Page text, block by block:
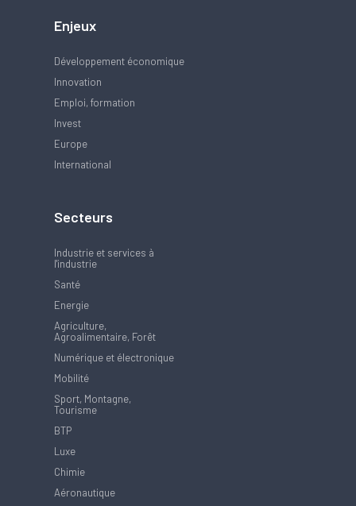
Enjeux
Développement économique
Innovation
Emploi, formation
Invest
Europe
International
Secteurs
Industrie et services à
l'industrie
Santé
Energie
Agriculture,
Agroalimentaire, Forêt
Numérique et électronique
Mobilité
Sport, Montagne,
Tourisme
BTP
Luxe
Chimie
Aéronautique